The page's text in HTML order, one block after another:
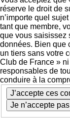
réserve le droit de
n’importe quel
tant que membre,
que vous saisissez
données. Bien que
un tiers sans votre
Club de France »
responsables de
conduire à la